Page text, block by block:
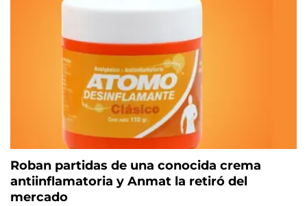
Roban partidas de una conocida crema
antiinflamatoria y Anmat la retiró del
mercado